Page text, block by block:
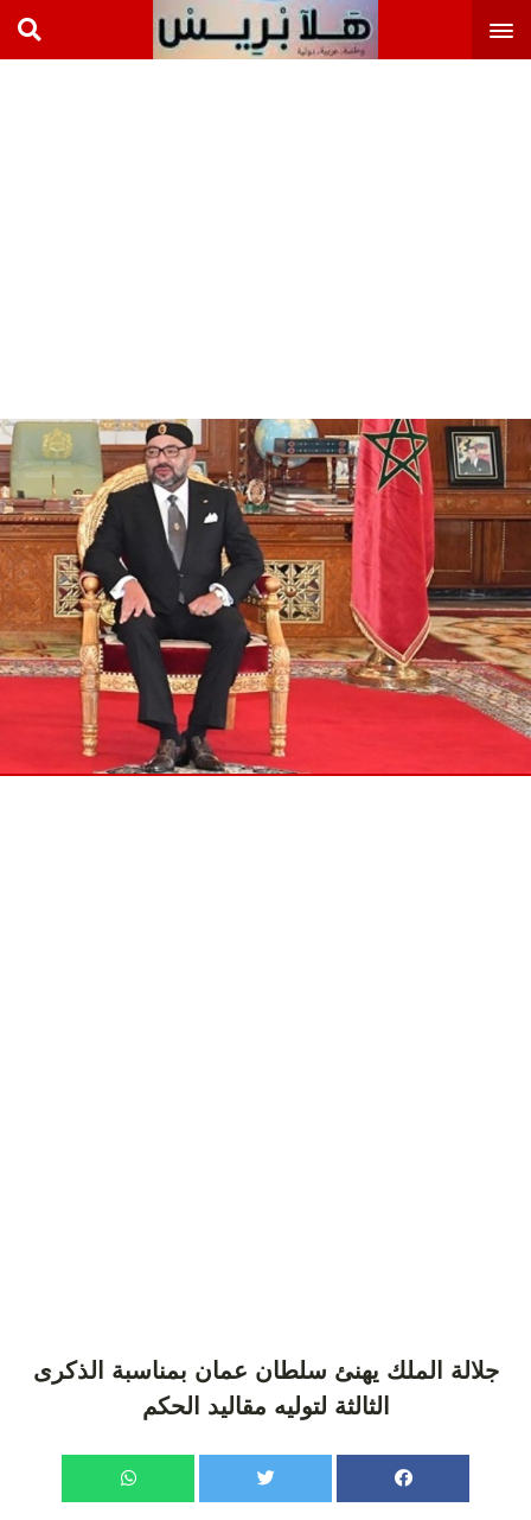
جلالة الملك يهنئ سلطان عمان بمناسبة الذكرى
الثالثة لتوليه مقاليد الحكم